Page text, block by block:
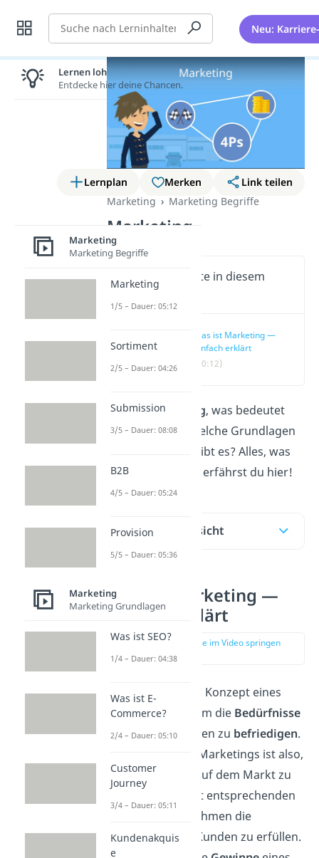
Suche Neu:
Lernplan Merken
Link teilen
Marketing
Marketing Begriffe
Marketing
Wichtige Inhalte in diesem
Video
Was ist Marketing —
einfach erklärt
(00:12)
Was istMarketing, was bedeutet
Marketing und welche Grundlagen
des Marketings gibt es? Alles, was
du wissen musst, erfährst du hier!
Inhaltsübersicht
Was ist Marketing —
einfach erklärt
zur Stelle im Video springen
(00:12)
Marketing
ist das Konzept eines
Unternehmens, um die Bedürfnisse
(möglicher) Kunden zu befriedigen.
Die Aufgabe des Marketings ist also,
Veränderungen auf dem Markt zu
erkennen und mit entsprechenden
Marketingmaßnahmen die
Bedürfnisse der Kunden zu erfüllen.
Lernen lohnt sich!
Entdecke hier deine Chancen.
Marketing
Marketing Begriffe
Marketing
1/5 – Dauer: 05:12
Sortiment
2/5 – Dauer: 04:26
Submission
3/5 – Dauer: 08:08
B2B
4/5 – Dauer: 05:24
Provision
5/5 – Dauer: 05:36
Marketing
Marketing Grundlagen
Was ist SEO?
1/4 – Dauer: 04:38
Was ist E-
Commerce?
2/4 – Dauer: 05:10
Customer
Journey
3/4 – Dauer: 05:11
Kundenakquis
e